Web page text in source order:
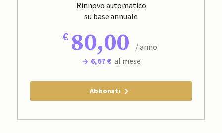
Rinnovo automatico
su base annuale
80,00
/ anno
6,67 € al mese
Abbonati